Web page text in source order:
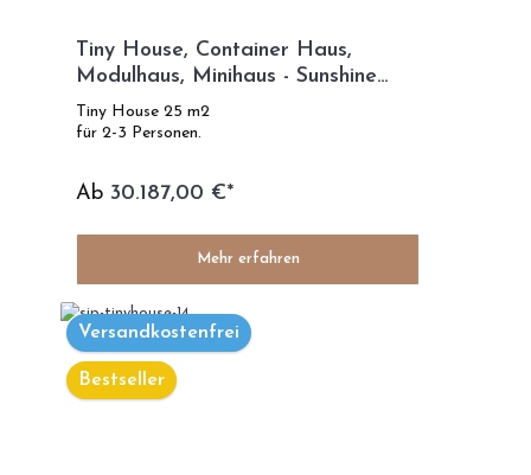
Tiny House, Container Haus,
Modulhaus, Minihaus - Sunshine
Modell
Tiny House 25 m2
für 2-3 Personen.
Ab 30.187,00 €*
Mehr erfahren
Versandkostenfrei
Bestseller